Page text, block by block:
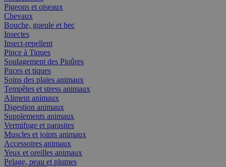
Pigeons et oiseaux
Chevaux
Bouche, gueule et bec
Insectes
Insect-repellent
Pince à Tiques
Soulagement des Piqûres
Puces et tiques
Soins des plaies animaux
Tempêtes et stress animaux
Aliment animaux
Digestion animaux
Supplements animaux
Vermifuge et parasites
Muscles et joints animaux
Accessoires animaux
Yeux et oreilles animaux
Pelage, peau et plumes